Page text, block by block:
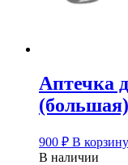
Аптечка
900 ₽ В корзину
В наличии